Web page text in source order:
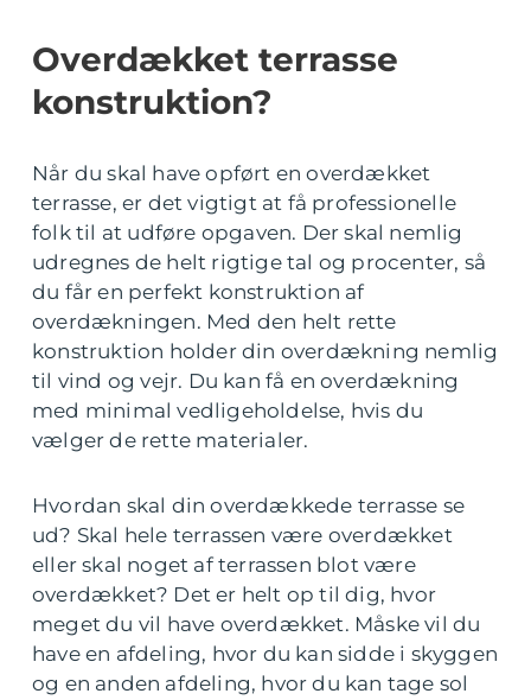
Overdækket terrasse
konstruktion?
Når du skal have opført en overdækket
terrasse, er det vigtigt at få professionelle
folk til at udføre opgaven. Der skal nemlig
udregnes de helt rigtige tal og procenter, så
du får en perfekt konstruktion af
overdækningen. Med den helt rette
konstruktion holder din overdækning nemlig
til vind og vejr. Du kan få en overdækning
med minimal vedligeholdelse, hvis du
vælger de rette materialer.
Hvordan skal din overdækkede terrasse se
ud? Skal hele terrassen være overdækket
eller skal noget af terrassen blot være
overdækket? Det er helt op til dig, hvor
meget du vil have overdækket. Måske vil du
have en afdeling, hvor du kan sidde i skyggen
og en anden afdeling, hvor du kan tage sol